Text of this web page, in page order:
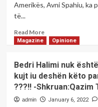
e
Kosovë
Amerikës, Avni Spahiu, ka
të...
Read MoreRead
more
edhe
përfshirja
e
politikanëve
Magazine Opinione
Bedri Halimi nuk
kujt iu deshën këto
???!! -Shkruan:Qazim
admin January 6, 2022